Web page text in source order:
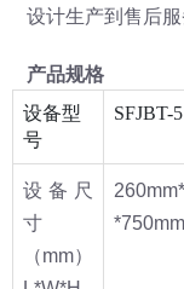
设计生产到售后
产品规格
设备型
号
SFJBT-5
设备尺
寸
（mm）
*750mm